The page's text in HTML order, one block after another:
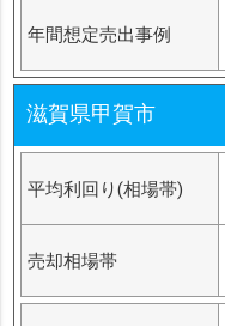
年間想定売出事例
滋賀県甲賀市
平均利回り(相場帯)
売却相場帯